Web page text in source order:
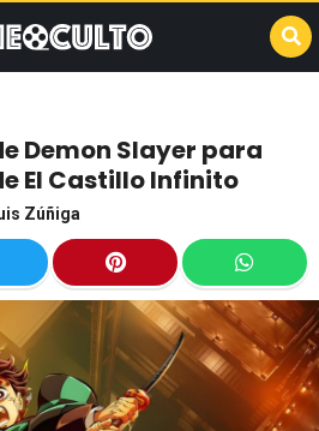
Demon Slayer para
El Castillo Infinito
Zúñiga